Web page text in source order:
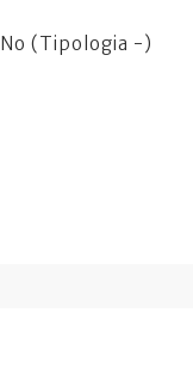
No (Tipologia -)